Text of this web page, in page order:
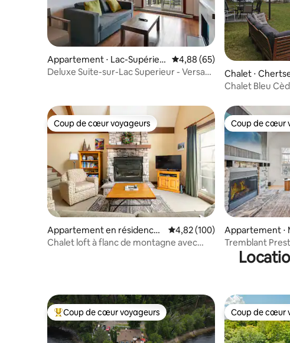
Appartement ⋅ Lac-Supérieu
r
Évaluation moyenne sur la
4,88 (65)
Deluxe Suite-sur-Lac Superieur - Versant
Chalet ⋅
Chalet Bleu
Coup de cœur voyageurs
Coup de cœur voyageurs
Appartement en résidence ⋅
Mont-Tremblant
Évaluation moyenne sur la
4,82 (100)
Chalet loft à flanc de montagne avec
Coup de cœur
Coup de cœur
Appartement ⋅
Tremblant
Coups de cœur voyageurs les plus appréciés
Coup de cœur voyageurs Coup de cœur
Coup de cœur